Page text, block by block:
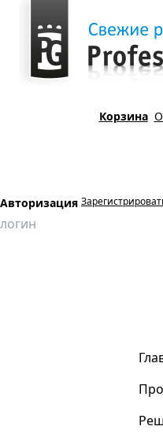
Корзина
Авторизация